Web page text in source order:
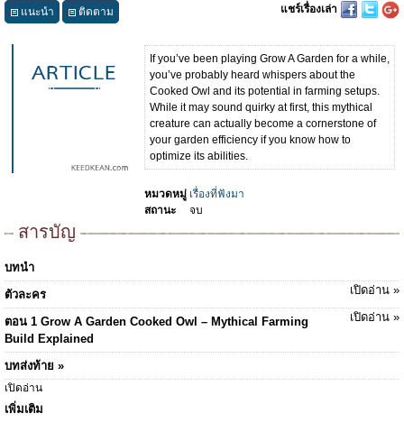
แนะนำ ติดตาม แชร์เรื่องเล่า
If you’ve been playing Grow A Garden for a while,
you’ve probably heard whispers about the
Cooked Owl and its potential in farming setups.
While it may sound quirky at first, this mythical
creature can actually become a cornerstone of
your garden efficiency if you know how to
optimize its abilities.
หมวดหมู่ เรื่องที่ฟังมา
สถานะ
จบ
สารบัญ
บทนำ
ตัวละคร
เปิดอ่าน »
ตอน 1 Grow A Garden Cooked Owl – Mythical Farming
Build Explained
เปิดอ่าน »
บทส่งท้าย »
เปิดอ่าน
เพิ่มเติม